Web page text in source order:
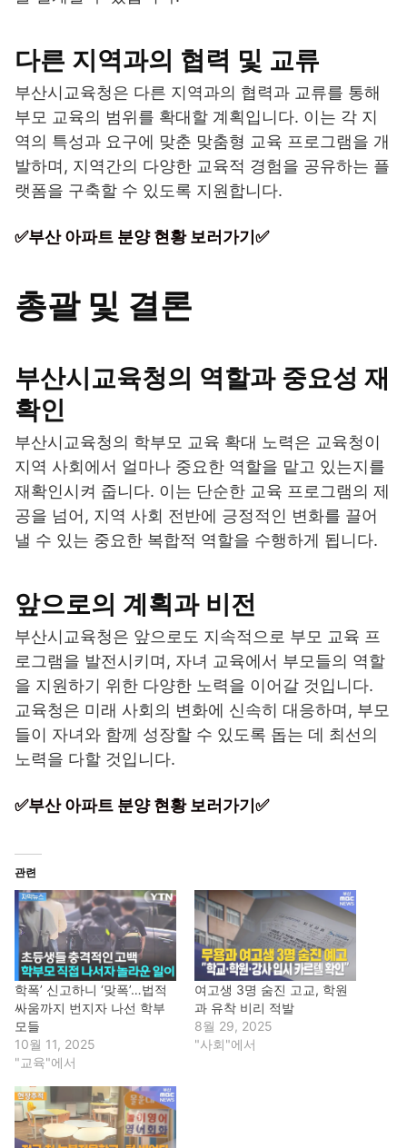
다른 지역과의 협력 및 교류
부산시교육청은 다른 지역과의 협력과 교류를 통해
부모 교육의 범위를 확대할 계획입니다. 이는 각 지
역의 특성과 요구에 맞춘 맞춤형 교육 프로그램을 개
발하며, 지역간의 다양한 교육적 경험을 공유하는 플
랫폼을 구축할 수 있도록 지원합니다.
✅부산 아파트 분양 현황 보러가기✅
총괄 및 결론
부산시교육청의 역할과 중요성 재
확인
부산시교육청의 학부모 교육 확대 노력은 교육청이
지역 사회에서 얼마나 중요한 역할을 맡고 있는지를
재확인시켜 줍니다. 이는 단순한 교육 프로그램의 제
공을 넘어, 지역 사회 전반에 긍정적인 변화를 끌어
낼 수 있는 중요한 복합적 역할을 수행하게 됩니다.
앞으로의 계획과 비전
부산시교육청은 앞으로도 지속적으로 부모 교육 프
로그램을 발전시키며, 자녀 교육에서 부모들의 역할
을 지원하기 위한 다양한 노력을 이어갈 것입니다.
교육청은 미래 사회의 변화에 신속히 대응하며, 부모
들이 자녀와 함께 성장할 수 있도록 돕는 데 최선의
노력을 다할 것입니다.
✅부산 아파트 분양 현황 보러가기✅
관련
학폭’ 신고하니 ‘맞폭’…법적
싸움까지 번지자 나선 학부
모들
10월 11, 2025
"교육"에서
여고생 3명 숨진 고교, 학원
과 유착 비리 적발
8월 29, 2025
"사회"에서